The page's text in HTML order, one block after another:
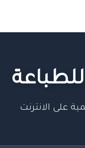
على الانترنت